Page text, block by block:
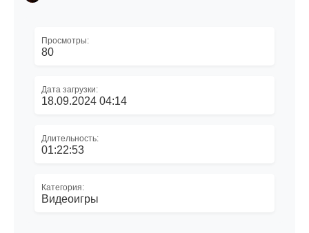
Просмотры:
80
Дата загрузки:
18.09.2024 04:14
Длительность:
01:22:53
Категория:
Видеоигры